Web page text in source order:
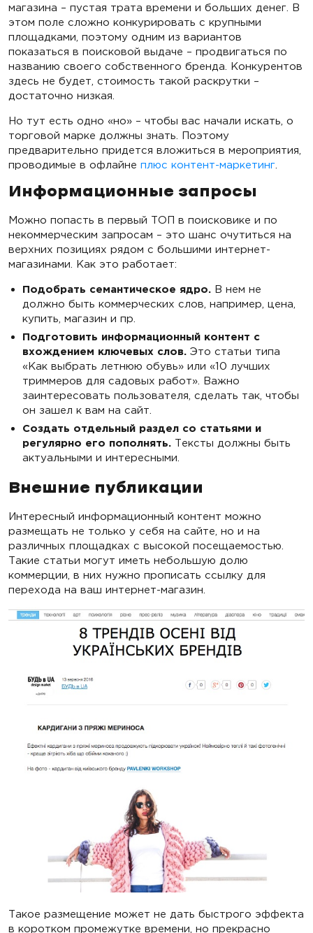
магазина – пустая трата времени и больших денег. В
этом поле сложно конкурировать с крупными
площадками, поэтому одним из вариантов
показаться в поисковой выдаче – продвигаться по
названию своего собственного бренда. Конкурентов
здесь не будет, стоимость такой раскрутки –
достаточно низкая.
Но тут есть одно «но» – чтобы вас начали искать, о
торговой марке должны знать. Поэтому
предварительно придется вложиться в мероприятия,
проводимые в офлайне плюс контент-маркетинг
Информационные запросы
Можно попасть в первый ТОП в поисковике и по
некоммерческим запросам – это шанс очутиться на
верхних позициях рядом с большими интернет-
магазинами. Как это работает:
Подобрать семантическое ядро. В нем не
должно быть коммерческих слов, например, цена,
купить, магазин и пр.
Подготовить информационный контент с
вхождением ключевых слов. Это статьи типа
«Как выбрать летнюю обувь» или «10 лучших
триммеров для садовых работ». Важно
заинтересовать пользователя, сделать так, чтобы
он зашел к вам на сайт.
Создать отдельный раздел со статьями и
регулярно его пополнять. Тексты должны быть
актуальными и интересными.
Внешние публикации
Интересный информационный контент можно
размещать не только у себя на сайте, но и на
различных площадках с высокой посещаемостью.
Такие статьи могут иметь небольшую долю
коммерции, в них нужно прописать ссылку для
перехода на ваш интернет-магазин.
Такое размещение может не дать быстрого эффекта
в коротком промежутке времени, но прекрасно